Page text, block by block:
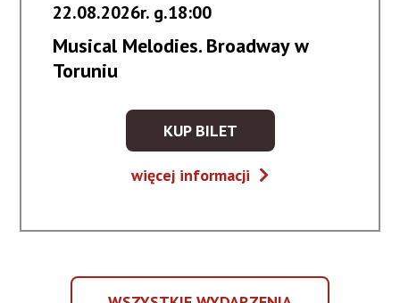
22.08.2026r. g.18:00
Musical Melodies. Broadway w
Toruniu
KUP BILET
KUP
NA
BROADWAY
więcej informacji
Musical
w